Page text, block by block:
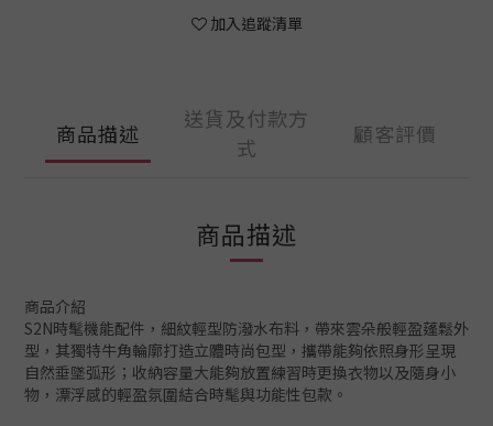
加入追蹤清單
商品描述
送貨及付款方
式
顧客評價
商品描述
商品介紹
S2N時髦機能配件，細紋輕型防潑水布料，帶來雲朵般輕盈蓬鬆外
型，其獨特牛角輪廓打造立體時尚包型，攜帶能夠依照身形呈現
自然垂墜弧形；收納容量大能夠放置練習時更換衣物以及隨身小
物，漂浮感的輕盈氛圍結合時髦與功能性包款。